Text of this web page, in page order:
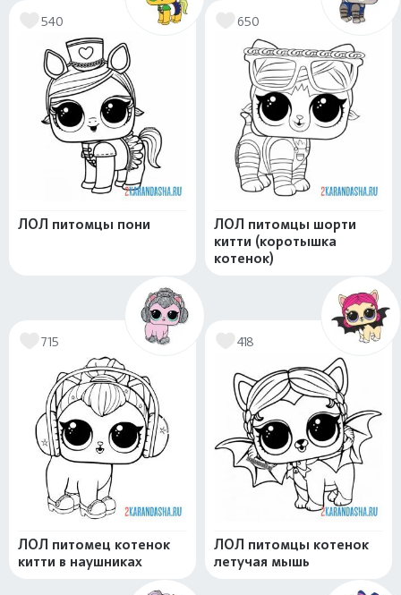
540
ЛОЛ питомцы пони
650
ЛОЛ питомцы шорти
китти (коротышка
котенок)
715
ЛОЛ питомец котенок
китти в наушниках
418
ЛОЛ питомцы котенок
летучая мышь